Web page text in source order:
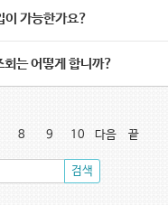
이 가능한가요?
는 어떻게 합니까?
8 9 10 다음 끝
검색